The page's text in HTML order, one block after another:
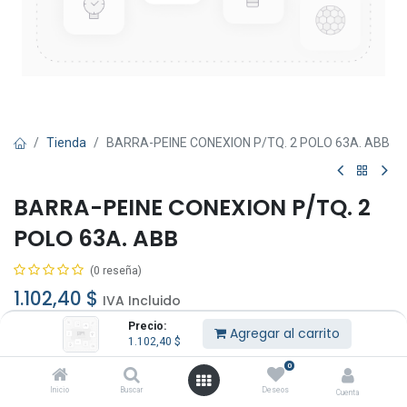
Precio:
1.102,40 $ Agregar al carrito
Inicio Buscar
0
Deseos Cuenta
Tienda BARRA-PEINE CONEXION P/TQ. 2 POLO 63A. ABB
BARRA-PEINE CONEXION P/TQ. 2
POLO 63A. ABB
(0 reseña)
1.102,40 $ IVA Incluido